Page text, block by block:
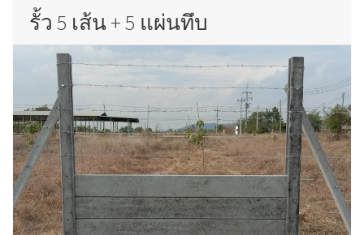
รั้ว 5 เส้น + 5 แผ่นทึบ